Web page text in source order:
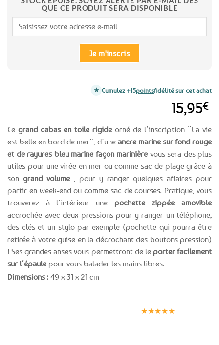
Ce grand cabas en toile rigide orné de l’inscription “La vie
est belle en bord de mer”, d’une ancre marine sur fond rouge
et de rayures bleu marine façon marinière vous sera des plus
utiles pour une virée en mer ou comme sac de plage grâce à
son grand volume
, pour y ranger quelques affaires pour
partir en week-end ou comme sac de courses. Pratique, vous
trouverez à l’intérieur une pochette zippée amovible
accrochée avec deux pressions pour y ranger un téléphone,
des clés et un stylo par exemple (pochette qui pourra être
retirée à votre guise en la décrochant des boutons pression)
! Ses grandes anses vous permettront de leporter facilement
sur l’épaule pour vous balader les mains libres.
Dimensions : 49 x 31 x 21 cm
15,95€
QUE CE PRODUIT SERA DISPONIBLE
Je m'inscris
Cumulez +15pointsfidélité sur cet achat
★★★★★